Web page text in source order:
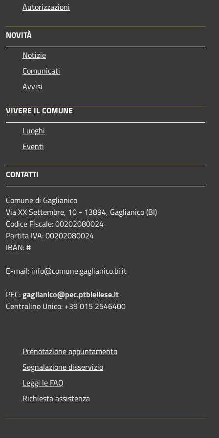
Autorizzazioni
NOVITÀ
Notizie
Comunicati
Avvisi
VIVERE IL COMUNE
Luoghi
Eventi
CONTATTI
Comune di Gaglianico
Via XX Settembre, 10 - 13894, Gaglianico (BI)
Codice Fiscale: 00202080024
Partita IVA: 00202080024
IBAN: #
E-mail: info@comune.gaglianico.bi.it
PEC:gaglianico@pec.ptbiellese.it
Centralino Unico: +39 015 2546400
Prenotazione appuntamento
Segnalazione disservizio
Leggi le FAQ
Richiesta assistenza